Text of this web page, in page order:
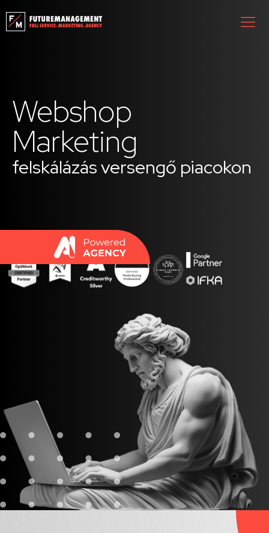
Webshop
Marketing
felskálázás versengő piacokon